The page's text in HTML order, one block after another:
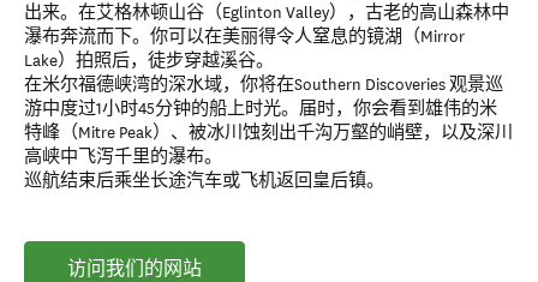
出来。在艾格林顿山谷（Eglinton Valley），古老的高山森林中
瀑布奔流而下。你可以在美丽得令人窒息的镜湖（Mirror
Lake）拍照后，徒步穿越溪谷。
在米尔福德峡湾的深水域，你将在Southern Discoveries 观景巡
游中度过1小时45分钟的船上时光。届时，你会看到雄伟的米
特峰（Mitre Peak）、被冰川蚀刻出千沟万壑的峭壁，以及深川
高峡中飞泻千里的瀑布。
巡航结束后乘坐长途汽车或飞机返回皇后镇。
访问我们的网站